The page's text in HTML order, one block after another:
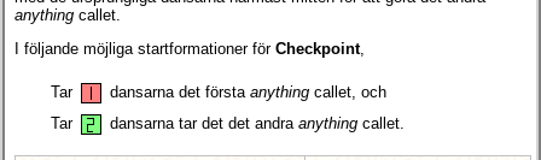
anything callet.
I följande möjliga startformationer för Checkpoint,
Tar dansarna det första anything callet, och
Tar
dansarna tar det det andra anything callet.